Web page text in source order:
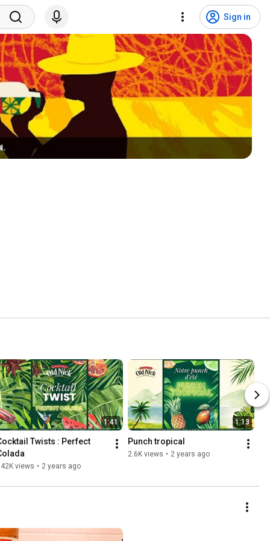
Sign in
1:41
Twists : Perfect
views • 2 years ago
1:13
Punch tropical
2.6K views • 2 years ago